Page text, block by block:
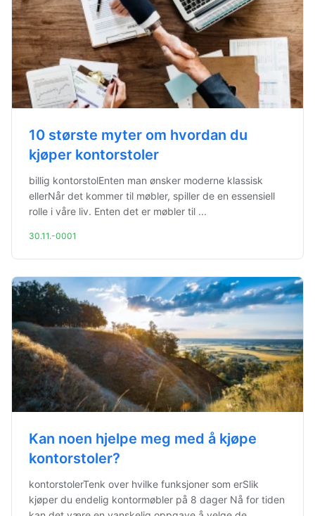
10 største myter om hvordan du
kjøper kontorstoler
billig kontorstolEnten man ønsker moderne klassisk
ellerNår det kommer til møbler, spiller de en essensiell
rolle i våre liv. Enten det er møbler til ...
30.11.-0001
Kan noen hjelpe meg med å kjøpe
kontorstoler?
kontorstolerTenk over hvilke funksjoner som erSlik
kjøper du endelig kontormøbler på 8 dager Nå for tiden